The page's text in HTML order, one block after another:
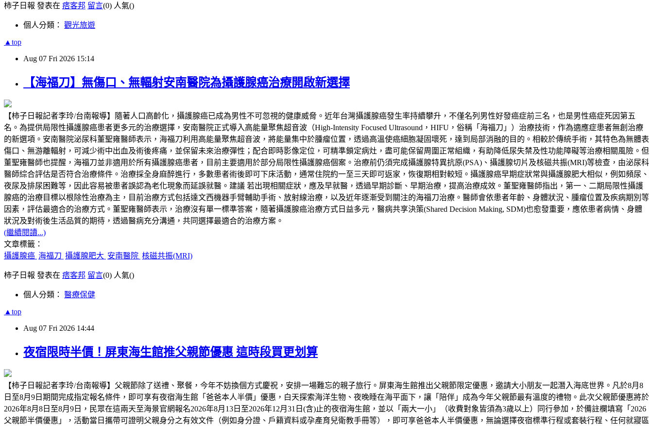
柿子日報 發表在 痞客邦 留言(0) 人氣()
個人分類： 觀光旅遊
▲top
Aug 07 Fri 2026 15:14
【海福刀】無傷口、無輻射安南醫院為攝護腺癌治療開啟新選擇
【柿子日報記者李玲/台南報導】隨著人口高齡化，攝護腺癌已成為男性不可忽視的健康威脅。近年台灣攝護腺癌發生率持續攀升，不僅名列男性好發癌症前三名，也是男性癌症死因第五
名。為提供局限性攝護腺癌患者更多元的治療選擇，安南醫院正式導入高能量聚焦超音波（High-Intensity Focused Ultrasound，HIFU，俗稱「海福刀」）治療技術，作為適應症患者無創治療
的新選項。安南醫院泌尿科董聖雍醫師表示，海福刀利用高能量聚焦超音波，將能量集中於腫瘤位置，透過高溫使癌細胞凝固壞死，達到局部消融的目的。相較於傳統手術，其特色為無體表
傷口、無游離輻射，可減少術中出血及術後疼痛，並保留未來治療彈性；配合即時影像定位，可精準鎖定病灶，盡可能保留周圍正常組織，有助降低尿失禁及性功能障礙等治療相關風險。但
董聖雍醫師也提醒，海福刀並非適用於所有攝護腺癌患者，目前主要適用於部分局限性攝護腺癌個案。治療前仍須完成攝護腺特異抗原(PSA)、攝護腺切片及核磁共振(MRI)等檢查，由泌尿科
醫師綜合評估是否符合治療條件。治療採全身麻醉進行，多數患者術後即可下床活動，通常住院約一至三天即可返家，恢復期相對較短。攝護腺癌早期症狀常與攝護腺肥大相似，例如頻尿、
夜尿及排尿困難等，因此容易被患者誤認為老化現象而延誤就醫。建議 若出現相關症狀，應及早就醫，透過早期診斷、早期治療，提高治療成效。董聖雍醫師指出，第一、二期局限性攝護
腺癌的治療目標以根除性治療為主，目前治療方式包括達文西機器手臂輔助手術、放射線治療，以及近年逐漸受到關注的海福刀治療。醫師會依患者年齡、身體狀況、腫瘤位置及疾病期別等
因素，評估最適合的治療方式。董聖雍醫師表示，治療沒有單一標準答案，隨著攝護腺癌治療方式日益多元，醫病共享決策(Shared Decision Making, SDM)也愈發重要，應依患者病情、身體
狀況及對術後生活品質的期待，透過醫病充分溝通，共同選擇最適合的治療方案。
(繼續閱讀...)
文章標籤：
攝護腺癌 海福刀 攝護腺肥大 安南醫院 核磁共振(MRI)
柿子日報 發表在 痞客邦 留言(0) 人氣()
個人分類： 醫療保健
▲top
Aug 07 Fri 2026 14:44
夜宿限時半價！屏東海生館推父親節優惠 這時段買更划算
【柿子日報記者李玲/台南報導】父親節除了送禮、聚餐，今年不妨換個方式慶祝，安排一場難忘的親子旅行。屏東海生館推出父親節限定優惠，邀請大小朋友一起潛入海底世界。凡於8月8
日至8月9日期間完成指定報名條件，即可享有夜宿海生館「爸爸本人半價」優惠，白天探索海洋生物、夜晚睡在海平面下，讓「陪伴」成為今年父親節最有溫度的禮物。此次父親節優惠將於
2026年8月8日至8月9日，民眾在這兩天至海景官網報名2026年8月13日至2026年12月31日(含)止的夜宿海生館，並以「兩大一小」（收費對象皆須為3歲以上）同行參加，於備註欄填寫「2026
父親節半價優惠」，活動當日攜帶可證明父親身分之有效文件（例如身分證、戶籍資料或孕產育兒衛教手冊等），即可享爸爸本人半價優惠，無論選擇夜宿標準行程或套裝行程、任何就寢區